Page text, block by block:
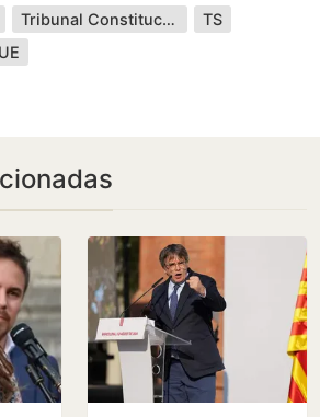
Tribunal Constitucional
TS